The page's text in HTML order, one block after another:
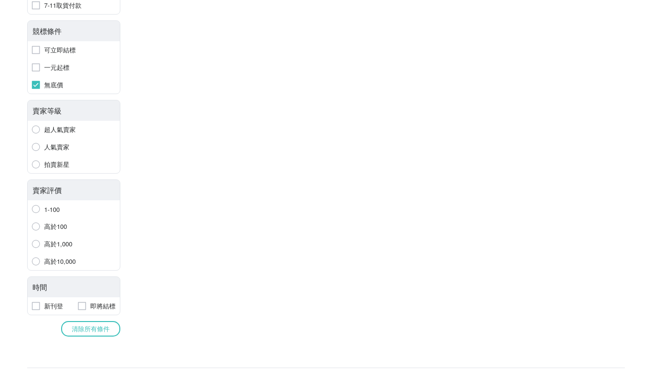
7-11取貨付款
競標條件
可立即結標
一元起標
無底價
賣家等級
超人氣賣家
人氣賣家
拍賣新星
賣家評價
1-100
高於100
高於1,000
高於10,000
時間
新刊登 即將結標
清除所有條件